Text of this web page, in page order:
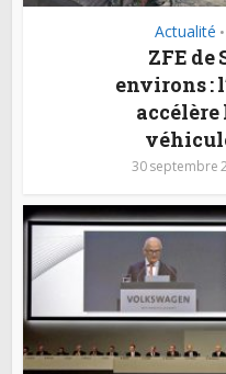
Actualité •
ZFE de
environs :
accélère
30 septembre